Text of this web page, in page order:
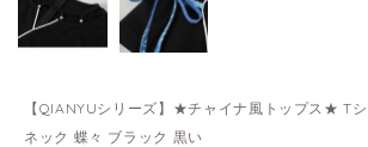
【QIANYUシリーズ】★チャイナ風トップス★ T
ネック 蝶々 ブラック 黒い